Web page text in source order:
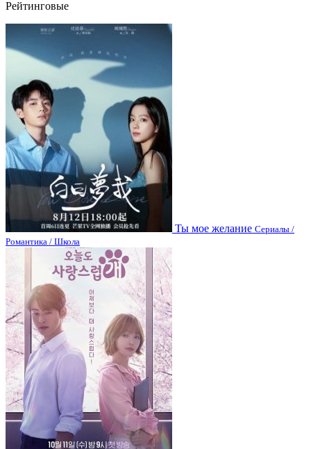
Рейтинговые
Ты мое желание Сериалы /
Романтика / Школа